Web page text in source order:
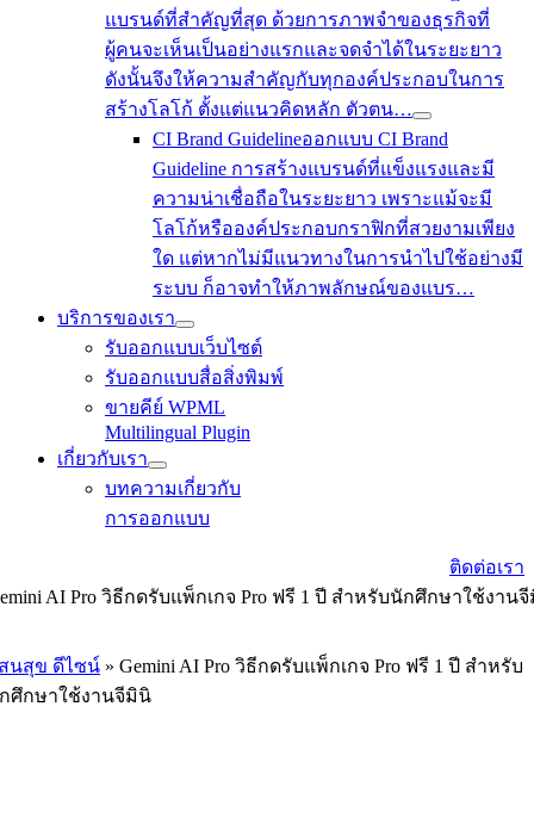
แบรนด์ที่สำคัญที่สุด ด้วยการภาพจำของธุรกิจที่
ผู้คนจะเห็นเป็นอย่างแรกและจดจำได้ในระยะยาว
ดังนั้นจึงให้ความสำคัญกับทุกองค์ประกอบในการ
สร้างโลโก้ ตั้งแต่แนวคิดหลัก ตัวตน…
CI Brand Guidelineออกแบบ CI Brand
Guideline การสร้างแบรนด์ที่แข็งแรงและมี
ความน่าเชื่อถือในระยะยาว เพราะแม้จะมี
โลโก้หรือองค์ประกอบกราฟิกที่สวยงามเพียง
ใด แต่หากไม่มีแนวทางในการนำไปใช้อย่างมี
ระบบ ก็อาจทำให้ภาพลักษณ์ของแบร…
บริการของเรา
รับออกแบบเว็บไซต์
รับออกแบบสื่อสิ่งพิมพ์
ขายคีย์ WPML
Multilingual Plugin
เกี่ยวกับเรา
บทความเกี่ยวกับ
การออกแบบ
ติดต่อเรา
AI Pro วิธีกดรับแพ็กเกจ Pro ฟรี 1 ปี สำหรับนักศึกษาใช้งาน
นสุข ดีไซน์ » Gemini AI Pro วิธีกดรับแพ็กเกจ Pro ฟรี 1 ปี สำหรับ
ศึกษาใช้งานจีมินิ